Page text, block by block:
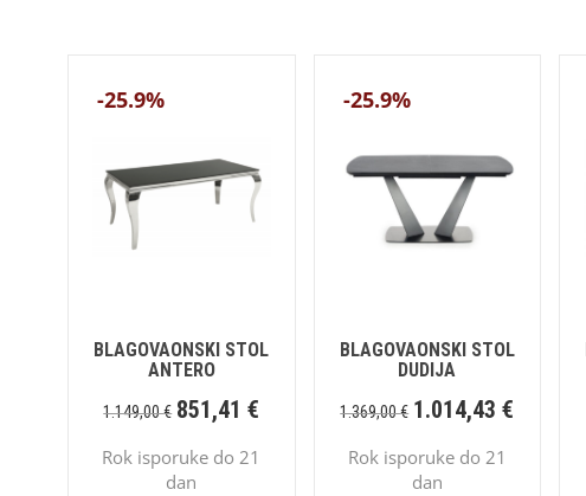
-25.9%
BLAGOVAONSKI STOL
ANTERO
1.149,00€ 851,41€
Rok isporuke do 21
dan
-25.9%
BLAGOVAONSKI STOL
DUDIJA
1.369,00€ 1.014,43€
Rok isporuke do 21
dan